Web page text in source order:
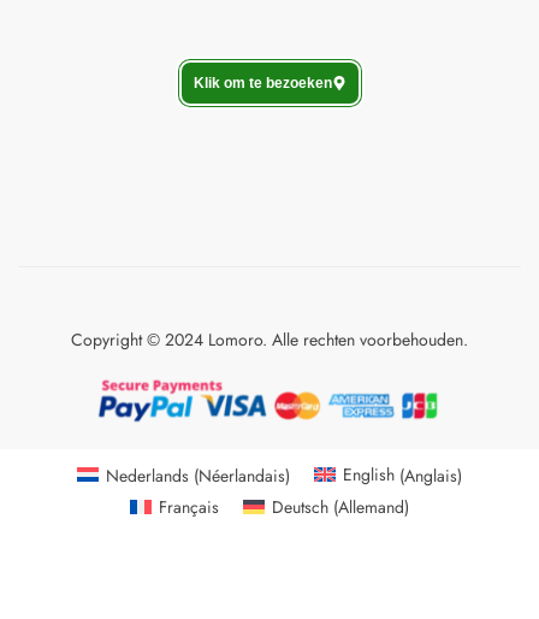
Klik om te bezoeken
Copyright © 2024 Lomoro. Alle rechten voorbehouden.
Nederlands (Néerlandais) English(Anglais)
Français
Deutsch(Allemand)